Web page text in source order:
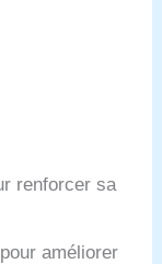
renforcer sa
pour améliorer